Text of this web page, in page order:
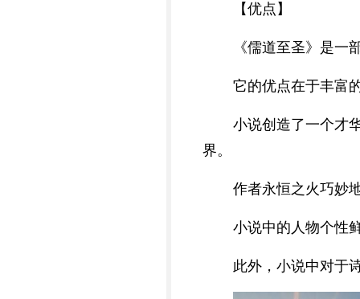
【优点】
《儒道至圣》是一
它的优点在于丰富
小说创造了一个才
界。
作者永恒之火巧妙
小说中的人物个性
此外，小说中对于